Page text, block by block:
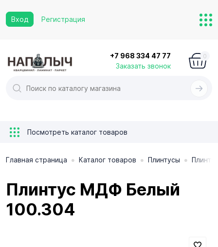
Вход Регистрация
+7 968 334 47 77
Заказать звонок
0
Посмотреть каталог товаров
Главная страница • Каталог товаров • Плинтусы •
Плинтус МДФ Белый
100.304